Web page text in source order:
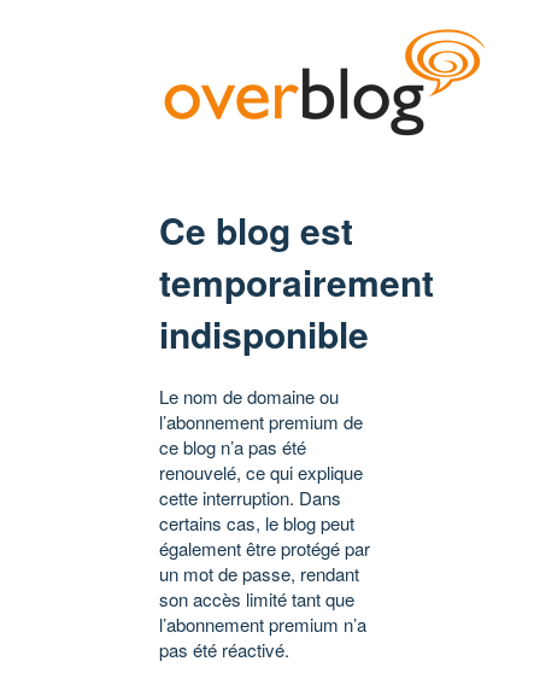
Ce blog est
temporairement
indisponible
Le nom de domaine ou
l’abonnement premium de
ce blog n’a pas été
renouvelé, ce qui explique
cette interruption. Dans
certains cas, le blog peut
également être protégé par
un mot de passe, rendant
son accès limité tant que
l’abonnement premium n’a
pas été réactivé.